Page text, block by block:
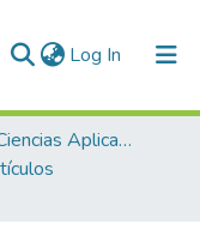
Log In (current)
Escuela de Ciencias Aplicadas e Ingeniería